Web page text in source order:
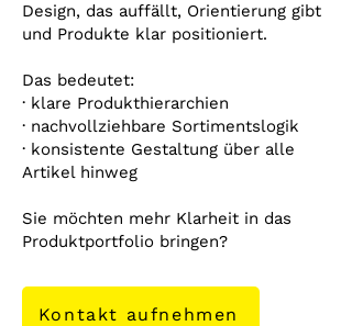
Design, das auffällt, Orientierung gibt
und Produkte klar positioniert.
Das bedeutet:
· klare Produkthierarchien
· nachvollziehbare Sortimentslogik
· konsistente Gestaltung über alle
Artikel hinweg
Sie möchten mehr Klarheit in das
Produktportfolio bringen?
Kontakt aufnehmen